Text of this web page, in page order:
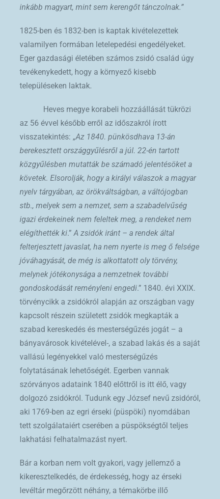
inkább magyart, mint sem kerengőt tánczolnak.”
1825-ben és 1832-ben is kaptak kivételezettek
valamilyen formában letelepedési engedélyeket.
Eger gazdasági életében számos zsidó család úgy
tevékenykedett, hogy a környező kisebb
településeken laktak.
Heves megye korabeli hozzáállását tükrözi
az 56 évvel később erről az időszakról írott
visszatekintés: „Az 1840. pünkösdhava 13-án
berekesztett országgyűlésről a júl. 22-én tartott
közgyűlésben mutatták be számadó jelentésöket a
követek. Elsorolják, hogy a királyi válaszok a magyar
nyelv tárgyában, az örökváltságban, a váltójogban
stb., melyek sem a nemzet, sem a szabadelvűség
igazi érdekeinek nem feleltek meg, a rendeket nem
elégíthették ki.”A zsidók iránt – a rendek által
felterjesztett javaslat, ha nem nyerte is meg ő felsége
jóváhagyását, de még is alkottatott oly törvény,
melynek jótékonysága a nemzetnek további
gondoskodását reményleni engedi.” 1840. évi XXIX.
törvénycikk a zsidókról alapján az országban vagy
kapcsolt részein született zsidók megkapták a
szabad kereskedés és mesterségűzés jogát – a
bányavárosok kivételével-, a szabad lakás és a saját
vallású legényekkel való mesterségűzés
folytatásának lehetőségét. Egerben vannak
szórványos adataink 1840 előttről is itt élő, vagy
dolgozó zsidókról. Tudunk egy József nevű zsidóról,
aki 1769-ben az egri érseki (püspöki) nyomdában
tett szolgálataiért cserében a püspökségtől teljes
lakhatási felhatalmazást nyert.
Bár a korban nem volt gyakori, vagy jellemző a
kikeresztelkedés, de érdekesség, hogy az érseki
levéltár megőrzött néhány, a témakörbe illő